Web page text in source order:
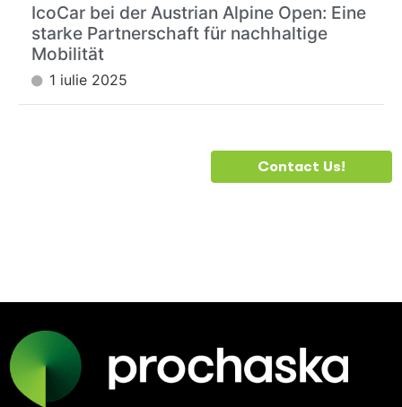
IcoCar bei der Austrian Alpine Open: Eine
starke Partnerschaft für nachhaltige
Mobilität
1 iulie 2025
Contact Us!